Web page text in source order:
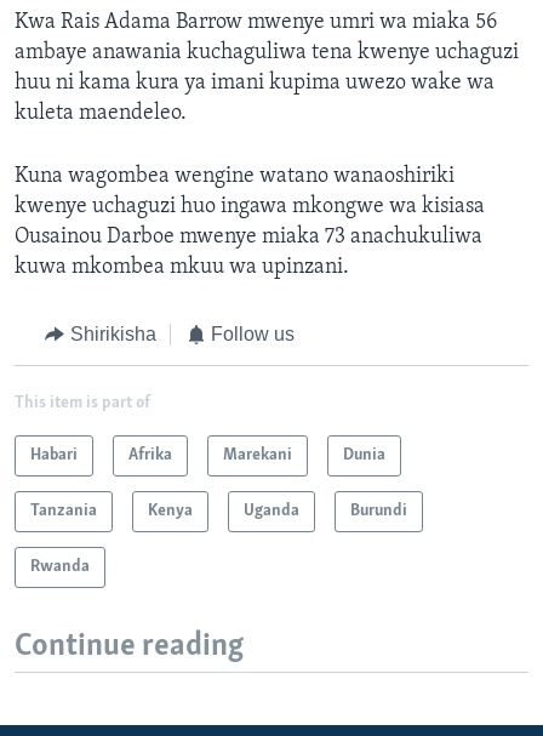
Kwa Rais Adama Barrow mwenye umri wa miaka 56
ambaye anawania kuchaguliwa tena kwenye uchaguzi
huu ni kama kura ya imani kupima uwezo wake wa
kuleta maendeleo.
Kuna wagombea wengine watano wanaoshiriki
kwenye uchaguzi huo ingawa mkongwe wa kisiasa
Ousainou Darboe mwenye miaka 73 anachukuliwa
kuwa mkombea mkuu wa upinzani.
Shirikisha Follow us
This item is part of
Habari Afrika Marekani Dunia
Tanzania Kenya Uganda Burundi
Rwanda
Continue reading